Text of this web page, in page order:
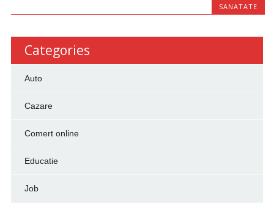
SANATATE
Categories
Auto
Cazare
Comert online
Educatie
Job